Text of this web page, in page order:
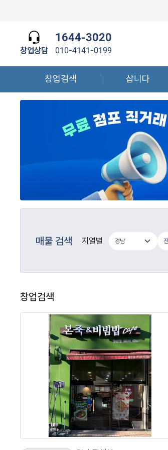
창업상담
1644-3020
010-4141-0199
창업검색 삽니다
매물 검색 지열별
창업검색